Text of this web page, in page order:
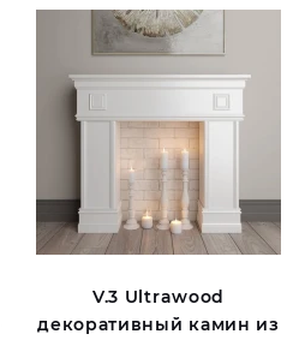
V.3 Ultrawood
декоративный камин из